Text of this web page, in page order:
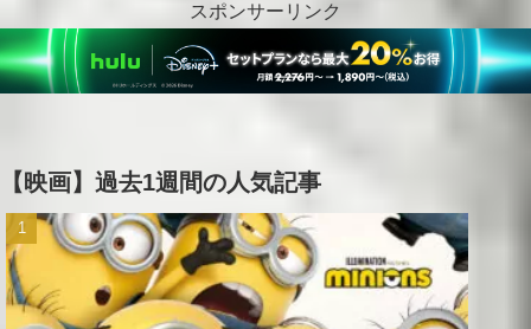
スポンサーリンク
【映画】過去1週間の人気記事